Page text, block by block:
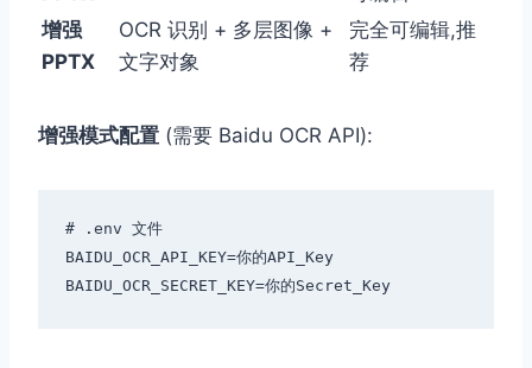
增强
PPTX
OCR 识别 + 多层图像 +
文字对象
完全可编辑,推
荐
增强模式配置 (需要 Baidu OCR API):
# .env 文件
BAIDU_OCR_API_KEY=你的API_Key
BAIDU_OCR_SECRET_KEY=你的Secret_Key